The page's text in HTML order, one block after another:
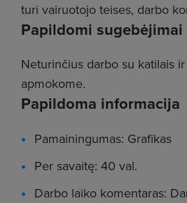
turi vairuotojo teises, darbo
Papildomi sugebėjimai
Neturinčius darbo su katilais
apmokome.
Papildoma informacija
Pamainingumas: Grafikas
Per savaitę: 40 val.
Darbo laiko komentaras: